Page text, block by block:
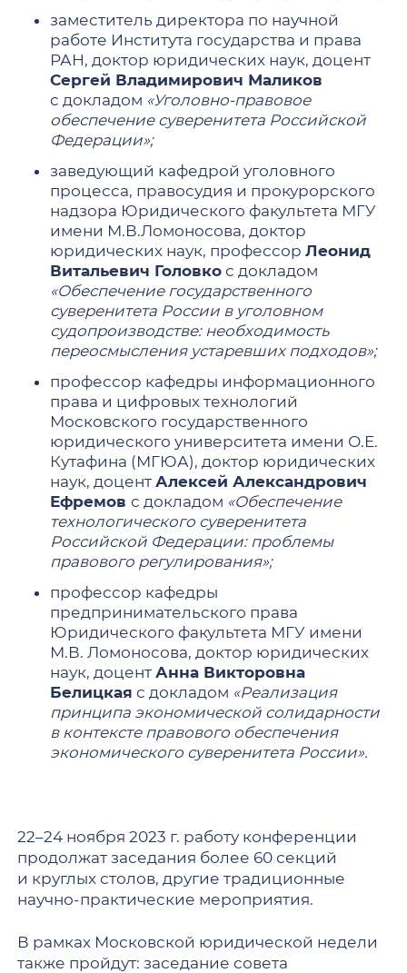
заместитель директора по научной
работе Института государства и права
РАН, доктор юридических наук, доцент
Сергей Владимирович Маликов
с докладом «Уголовно-правовое
обеспечение суверенитета Российской
Федерации»;
заведующий кафедрой уголовного
процесса, правосудия и прокурорского
надзора Юридического факультета МГУ
имени М.В.Ломоносова, доктор
юридических наук, профессор Леонид
Витальевич Головкос докладом
«Обеспечение государственного
суверенитета России в уголовном
судопроизводстве: необходимость
переосмысления устаревших подходов»;
профессор кафедры информационного
права и цифровых технологий
Московского государственного
юридического университета имени О.Е.
Кутафина (МГЮА), доктор юридических
наук, доцент Алексей Александрович
Ефремов с докладом «Обеспечение
технологического суверенитета
Российской Федерации: проблемы
правового регулирования»;
профессор кафедры
предпринимательского права
Юридического факультета МГУ имени
М.В. Ломоносова, доктор юридических
наук, доцент Анна Викторовна
Белицкая с докладом «Реализация
принципа экономической солидарности
в контексте правового обеспечения
экономического суверенитета России».
22–24 ноября 2023 г. работу конференции
продолжат заседания более 60 секций
и круглых столов, другие традиционные
научно-практические мероприятия.
В рамках Московской юридической недели
также пройдут: заседание совета